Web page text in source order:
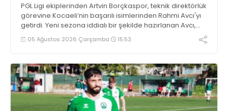
PGL Ligi ekiplerinden Artvin Borçkaspor, teknik direktörlük
görevine Kocaeli’nin başarılı isimlerinden Rahmi Avcı'yı
getirdi. Yeni sezona iddialı bir şekilde hazırlanan Avcı,
duygularını aktardı.
05 Ağustos 2026 Çarşamba 15:53